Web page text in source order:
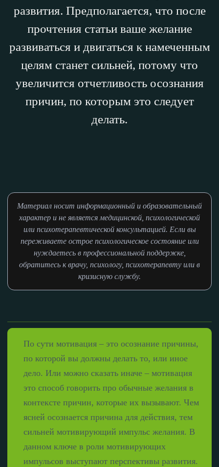
развития. Предполагается, что после
прочтения статьи ваше желание
развиваться и двигаться к намеченным
целям станет сильней, потому что
увеличится отчетливость осознания
причин, по которым это следует
делать.
Материал носит информационный и образовательный
характер и не является медицинской, психологической
или психотерапевтической консультацией. Если вы
переживаете острое психологическое состояние или
нуждаетесь в профессиональной поддержке,
обратитесь к врачу, психологу, психотерапевту или в
кризисную службу.
По сути мотивация – это осознание причины,
по которой вы должны делать то, или иное
дело. Или можно сказать иначе – мотивация
это способ говорить про обычные желания в
контексте причин, которые их вызывают. Чем
ясней осознается причина для действия, тем
сильней мотивирующий импульс желания. В
данном ключе в роли мотивирующих
импульсов выступают перспективы развития.